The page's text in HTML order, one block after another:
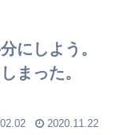
にしよう。
まった。
2020.11.22